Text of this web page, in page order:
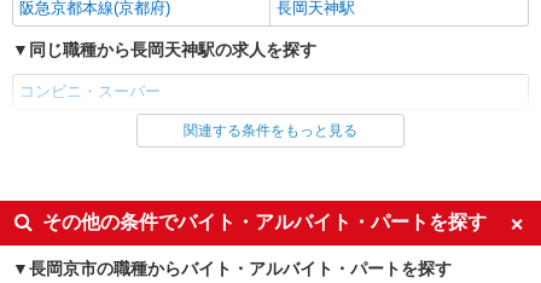
阪急京都本線(京都府) 長岡天神駅
同じ職種から長岡天神駅の求人を探す
コンビニ・スーパー
同じ雇用形態から長岡天神駅の求人を探す
同じ特徴から長岡天神駅の求人を探す
履歴書不要
友達と応募OK
関連する条件をもっと見る
その他の条件でバイト・アルバイト・パートを探す
長岡京市の職種からバイト・アルバイト・パートを探す